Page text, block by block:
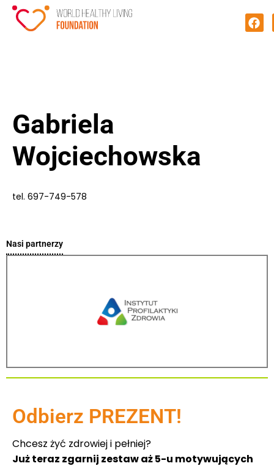
Gabriela
Wojciechowska
tel. 697-749-578
Nasi partnerzy
Odbierz PREZENT!
Chcesz żyć zdrowiej i pełniej?
Już teraz zgarnij zestaw aż 5-u motywujących